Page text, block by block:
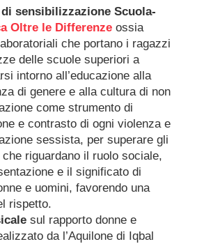
sensibilizzazione Scuola-
Oltre le Differenze ossia
che portano i ragazzi
delle scuole superiori a
intorno all’educazione alla
di genere e alla cultura di non
come strumento di
e contrasto di ogni violenza e
sessista, per superare gli
riguardano il ruolo sociale,
e il significato di
e uomini, favorendo una
rispetto.
sul rapporto donne e
da l’Aquilone di Iqbal